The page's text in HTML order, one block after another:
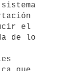
el